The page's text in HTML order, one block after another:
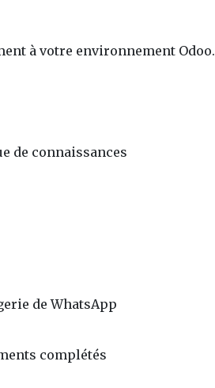
à votre environnement Odoo.
de connaissances
de WhatsApp
complétés